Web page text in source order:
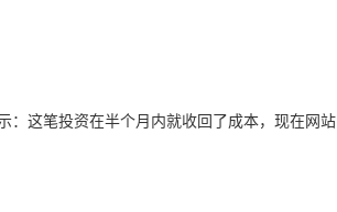
：这笔投资在半个月内就收回了成本，现在网站